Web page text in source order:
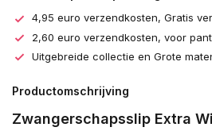
4,95 euro verzendkosten, Gratis
2,60 euro verzendkosten, voor
Uitgebreide collectie en Grote
Productomschrijving
Zwangerschapsslip Extra